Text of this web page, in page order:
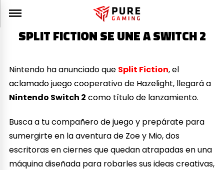
SPLIT FICTION SE UNE A SWITCH 2
Nintendo ha anunciado que Split Fiction, el
aclamado juego cooperativo de Hazelight, llegará a
Nintendo Switch 2 como título de lanzamiento.
Busca a tu compañero de juego y prepárate para
sumergirte en la aventura de Zoe y Mio, dos
escritoras en ciernes que quedan atrapadas en una
máquina diseñada para robarles sus ideas creativas,